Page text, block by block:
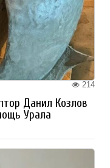
214
Данил Козлов
Урала